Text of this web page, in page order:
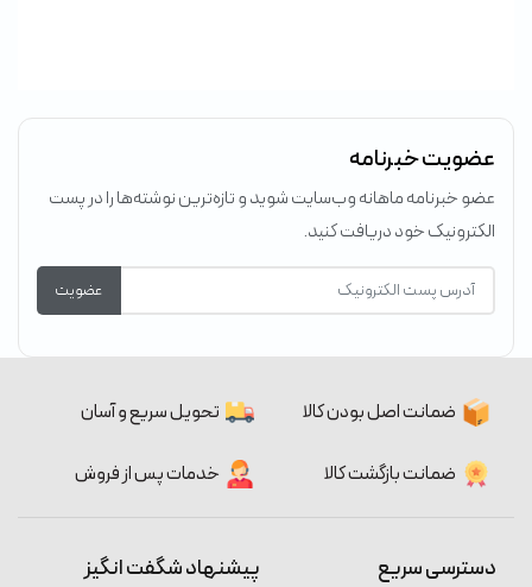
عضویت خبرنامه
عضو خبرنامه ماهانه وب‌سایت شوید و تازه‌ترین نوشته‌ها را در پست
الکترونیک خود دریافت کنید.
عضویت
ضمانت اصل بودن کالا تحویل سریع و آسان
ضمانت بازگشت کالا خدمات پس از فروش
دسترسی سریع پیشنهاد شگفت انگیز